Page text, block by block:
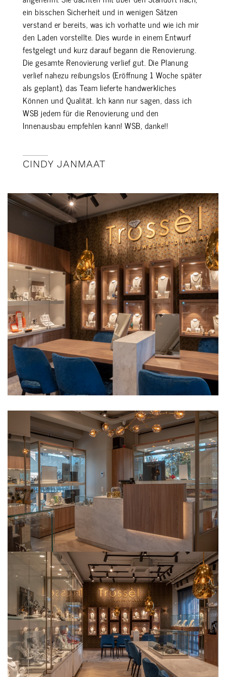
ein bisschen Sicherheit und in wenigen Sätzen
verstand er bereits, was ich vorhatte und wie ich mir
den Laden vorstellte. Dies wurde in einem Entwurf
festgelegt und kurz darauf begann die Renovierung.
Die gesamte Renovierung verlief gut. Die Planung
verlief nahezu reibungslos (Eröffnung 1 Woche später
als geplant), das Team lieferte handwerkliches
Können und Qualität. Ich kann nur sagen, dass ich
WSB jedem für die Renovierung und den
Innenausbau empfehlen kann! WSB, danke!!
CINDY JANMAAT